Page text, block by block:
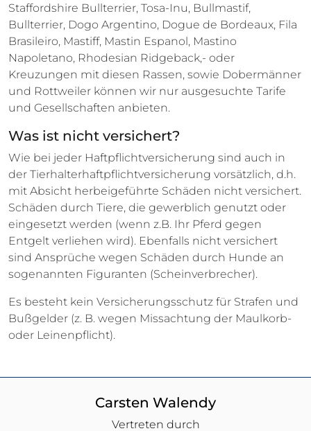
Staffordshire Bullterrier, Tosa-Inu, Bullmastif,
Bullterrier, Dogo Argentino, Dogue de Bordeaux, Fila
Brasileiro, Mastiff, Mastin Espanol, Mastino
Napoletano, Rhodesian Ridgeback,- oder
Kreuzungen mit diesen Rassen, sowie Dobermänner
und Rottweiler können wir nur ausgesuchte Tarife
und Gesellschaften anbieten.
Was ist nicht versichert?
Wie bei jeder Haftpflichtversicherung sind auch in
der Tierhalterhaftpflichtversicherung vorsätzlich, d.h.
mit Absicht herbeigeführte Schäden nicht versichert.
Schäden durch Tiere, die gewerblich genutzt oder
eingesetzt werden (wenn z.B. Ihr Pferd gegen
Entgelt verliehen wird). Ebenfalls nicht versichert
sind Ansprüche wegen Schäden durch Hunde an
sogenannten Figuranten (Scheinverbrecher).
Es besteht kein Versicherungsschutz für Strafen und
Bußgelder (z. B. wegen Missachtung der Maulkorb-
oder Leinenpflicht).
Carsten Walendy
Vertreten durch